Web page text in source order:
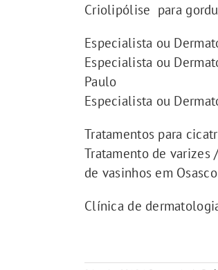
Criolipólise para
Especialista ou
Especialista ou
Paulo
Especialista ou
Tratamentos para
Tratamento de varizes
de vasinhos em Osasco
Clínica de